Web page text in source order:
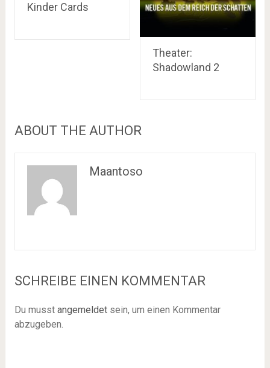
Kinder Cards
Theater:
Shadowland 2
ABOUT THE AUTHOR
Maantoso
SCHREIBE EINEN KOMMENTAR
Du musst angemeldetsein, um einen Kommentar
abzugeben.